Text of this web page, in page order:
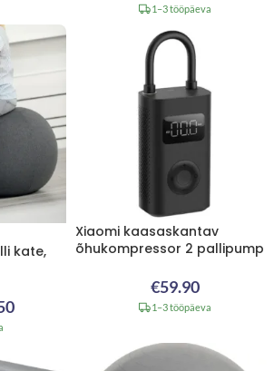
1–3 tööpäeva
kate,
Xiaomi kaasaskantav
õhukompressor 2 pallipump
€59.90
1–3 tööpäeva